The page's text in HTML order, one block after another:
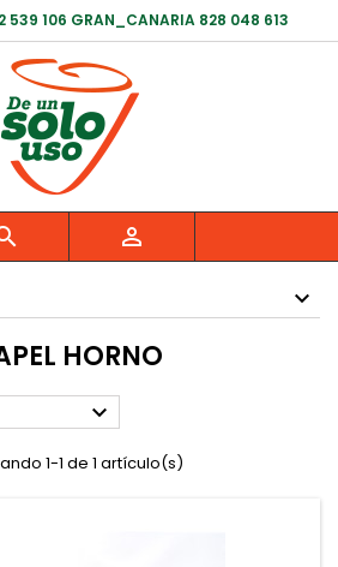
539 106 GRAN_CANARIA 828 048 613

HORNO

1-1 de 1 artículo(s)